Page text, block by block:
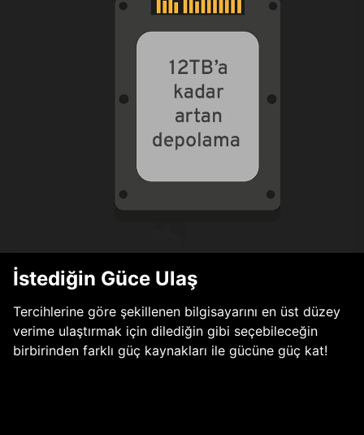
İstediğin Güce Ulaş
Tercihlerine göre şekillenen bilgisayarını en üst düzey
verime ulaştırmak için dilediğin gibi seçebileceğin
birbirinden farklı güç kaynakları ile gücüne güç kat!